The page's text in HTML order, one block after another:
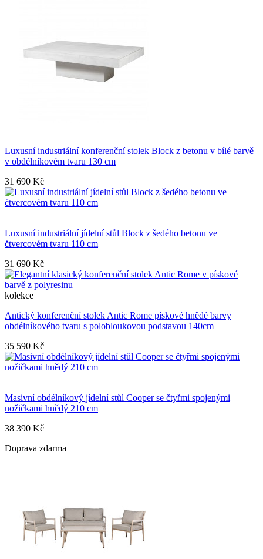
Luxusní industriální konferenční stolek Block z betonu v bílé barvě
v obdélníkovém tvaru 130 cm
31 690 Kč
Luxusní industriální jídelní stůl Block z šedého betonu ve
čtvercovém tvaru 110 cm
31 690 Kč
kolekce
Antický konferenční stolek Antic Rome pískové hnědé barvy
obdélníkového tvaru s polobloukovou podstavou 140cm
35 590 Kč
Masivní obdélníkový jídelní stůl Cooper se čtyřmi spojenými
nožičkami hnědý 210 cm
38 390 Kč
Doprava zdarma